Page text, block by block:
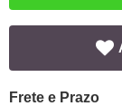
Frete e Prazo